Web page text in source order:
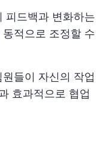
피드백과 변화하는
적으로 조정할 수
들이 자신의 작업
효과적으로 협업